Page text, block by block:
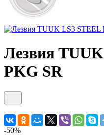
Лезвия
PKG SR
-50%